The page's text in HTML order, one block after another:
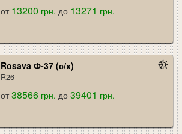
от 13200 грн. до 13271 грн.
Rosava Ф-37 (с/х)
R26
от38566 грн. до39401 грн.